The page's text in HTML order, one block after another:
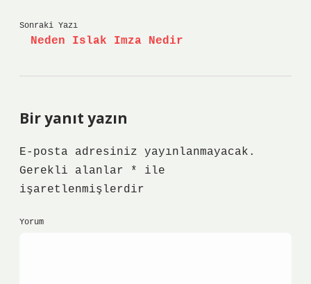
Sonraki Yazı
Neden Islak Imza Nedir
Bir yanıt yazın
E-posta adresiniz yayınlanmayacak.
Gerekli alanlar
*
ile
işaretlenmişlerdir
Yorum